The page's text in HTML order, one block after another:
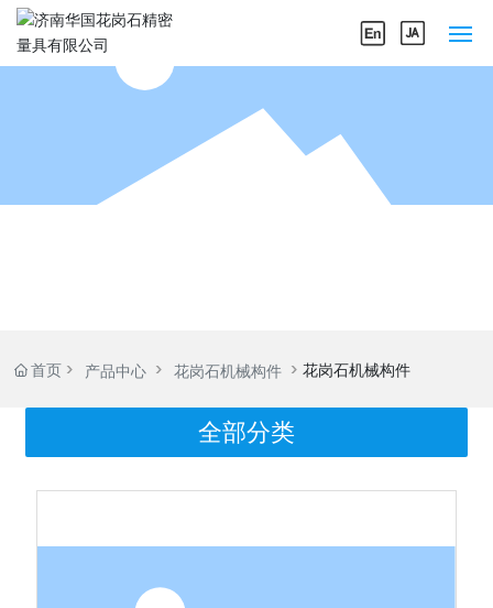
产品中心
首页 产品中心 花岗石机械构件 花岗石机械构件
全部分类